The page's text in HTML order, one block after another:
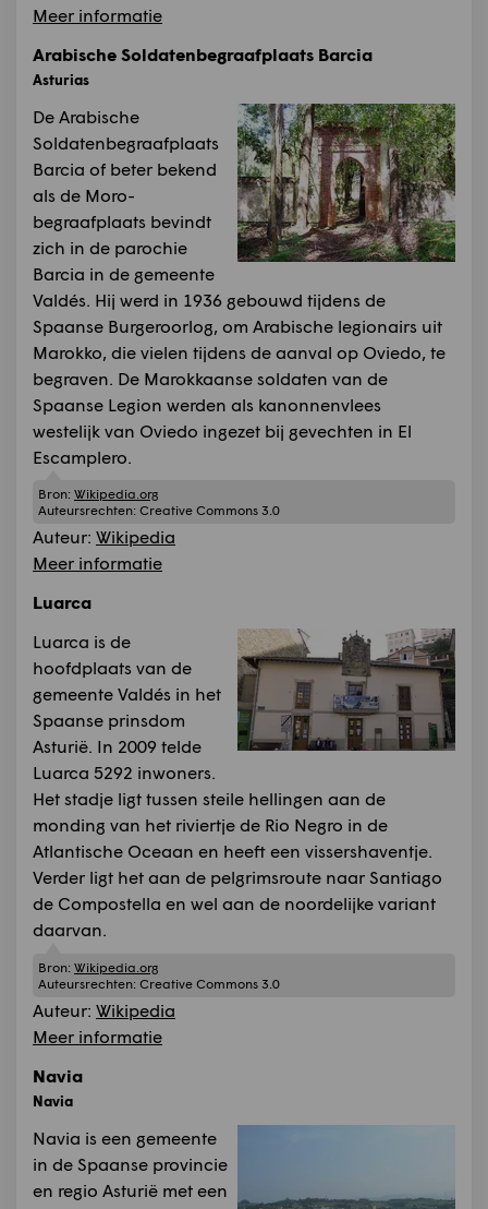
Meer informatie
Arabische Soldatenbegraafplaats Barcia
Asturias
De Arabische
Soldatenbegraafplaats
Barcia of beter bekend
als de Moro-
begraafplaats bevindt
zich in de parochie
Barcia in de gemeente
Valdés. Hij werd in 1936 gebouwd tijdens de
Spaanse Burgeroorlog, om Arabische legionairs uit
Marokko, die vielen tijdens de aanval op Oviedo, te
begraven. De Marokkaanse soldaten van de
Spaanse Legion werden als kanonnenvlees
westelijk van Oviedo ingezet bij gevechten in El
Escamplero.
Bron: Wikipedia.org
Auteursrechten: Creative Commons 3.0
Auteur: Wikipedia
Meer informatie
Luarca
Luarca is de
hoofdplaats van de
gemeente Valdés in het
Spaanse prinsdom
Asturië. In 2009 telde
Luarca 5292 inwoners.
Het stadje ligt tussen steile hellingen aan de
monding van het riviertje de Rio Negro in de
Atlantische Oceaan en heeft een vissershaventje.
Verder ligt het aan de pelgrimsroute naar Santiago
de Compostella en wel aan de noordelijke variant
daarvan.
Bron: Wikipedia.org
Auteursrechten: Creative Commons 3.0
Auteur: Wikipedia
Meer informatie
Navia
Navia
Navia is een gemeente
in de Spaanse provincie
en regio Asturië met een